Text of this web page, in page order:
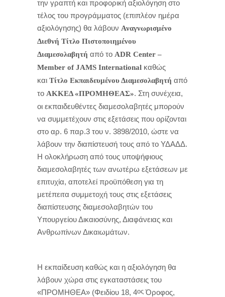
την γραπτή και προφορική αξιολόγηση στο
τέλος του προγράμματος (επιπλέον ημέρα
αξιολόγησης) θα λάβουν Αναγνωρισμένο
Διεθνή Τίτλο Πιστοποιημένου
Διαμεσολαβητή από το ADR Center –
Member of JAMS International καθώς
και Τίτλο Εκπαιδευμένου Διαμεσολαβητή από
το ΑΚΚΕΔ «ΠΡΟΜΗΘΕΑΣ». Στη συνέχεια,
οι εκπαιδευθέντες διαμεσολαβητές μπορούν
να συμμετέχουν στις εξετάσεις που ορίζονται
στο αρ. 6 παρ.3 του ν. 3898/2010, ώστε να
λάβουν την διαπίστευσή τους από το ΥΔΑΔΔ.
Η ολοκλήρωση από τους υποψήφιους
διαμεσολαβητές των ανωτέρω εξετάσεων με
επιτυχία, αποτελεί προϋπόθεση για τη
μετέπειτα συμμετοχή τους στις εξετάσεις
διαπίστευσης διαμεσολαβητών του
Υπουργείου Δικαιοσύνης, Διαφάνειας και
Ανθρωπίνων Δικαιωμάτων.
Η εκπαίδευση καθώς και η αξιολόγηση θα
λάβουν χώρα στις εγκαταστάσεις του
«ΠΡΟΜΗΘΕΑ» (Φειδίου 18, 4ος Όροφος,